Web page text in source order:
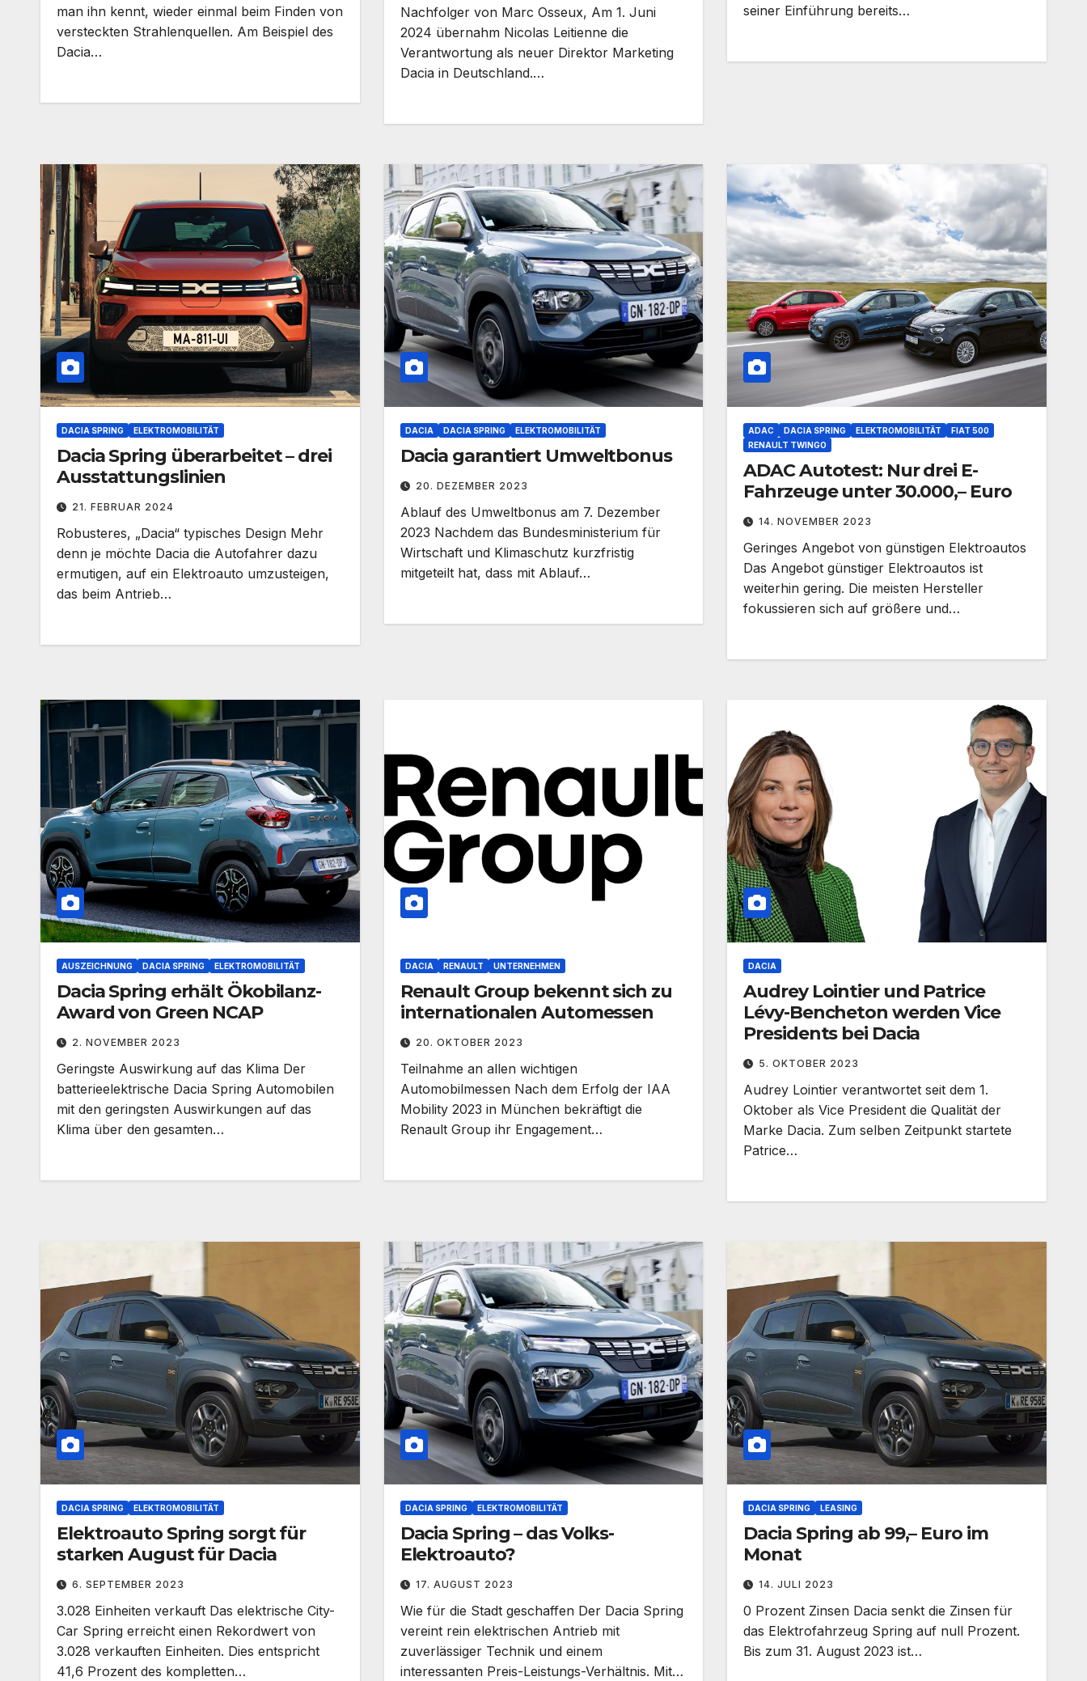
man ihn kennt, wieder einmal beim Finden von
versteckten Strahlenquellen. Am Beispiel des
Dacia…
Nachfolger von Marc Osseux, Am 1. Juni
2024 übernahm Nicolas Leitienne die
Verantwortung als neuer Direktor Marketing
Dacia in Deutschland.…
seiner Einführung bereits…
DACIA SPRING ELEKTROMOBILITÄT
Dacia Spring überarbeitet – drei
Ausstattungslinien
21. FEBRUAR 2024
Robusteres, „Dacia“ typisches Design Mehr
denn je möchte Dacia die Autofahrer dazu
ermutigen, auf ein Elektroauto umzusteigen,
das beim Antrieb…
DACIA DACIA SPRING ELEKTROMOBILITÄT
Dacia garantiert Umweltbonus
20. DEZEMBER 2023
Ablauf des Umweltbonus am 7. Dezember
2023 Nachdem das Bundesministerium für
Wirtschaft und Klimaschutz kurzfristig
mitgeteilt hat, dass mit Ablauf…
ADAC DACIA SPRING ELEKTROMOBILITÄT
FIAT 500
RENAULT TWINGO
ADAC Autotest: Nur drei E-
Fahrzeuge unter 30.000,– Euro
14. NOVEMBER 2023
Geringes Angebot von günstigen Elektroautos
Das Angebot günstiger Elektroautos ist
weiterhin gering. Die meisten Hersteller
fokussieren sich auf größere und…
AUSZEICHNUNG DACIA SPRING ELEKTROMOBILITÄT
Dacia Spring erhält Ökobilanz-
Award von Green NCAP
2. NOVEMBER 2023
Geringste Auswirkung auf das Klima Der
batterieelektrische Dacia Spring Automobilen
mit den geringsten Auswirkungen auf das
Klima über den gesamten…
DACIA RENAULT UNTERNEHMEN
Renault Group bekennt sich zu
internationalen Automessen
20. OKTOBER 2023
Teilnahme an allen wichtigen
Automobilmessen Nach dem Erfolg der IAA
Mobility 2023 in München bekräftigt die
Renault Group ihr Engagement…
DACIA
Audrey Lointier und Patrice
Lévy-Bencheton werden Vice
Presidents bei Dacia
5. OKTOBER 2023
Audrey Lointier verantwortet seit dem 1.
Oktober als Vice President die Qualität der
Marke Dacia. Zum selben Zeitpunkt startete
Patrice…
DACIA SPRING ELEKTROMOBILITÄT
Elektroauto Spring sorgt für
starken August für Dacia
6. SEPTEMBER 2023
3.028 Einheiten verkauft Das elektrische City-
Car Spring erreicht einen Rekordwert von
3.028 verkauften Einheiten. Dies entspricht
41,6 Prozent des kompletten…
DACIA SPRING ELEKTROMOBILITÄT
Dacia Spring – das Volks-
Elektroauto?
17. AUGUST 2023
Wie für die Stadt geschaffen Der Dacia Spring
vereint rein elektrischen Antrieb mit
zuverlässiger Technik und einem
interessanten Preis-Leistungs-Verhältnis. Mit…
DACIA SPRING LEASING
Dacia Spring ab 99,– Euro im
Monat
14. JULI 2023
0 Prozent Zinsen Dacia senkt die Zinsen für
das Elektrofahrzeug Spring auf null Prozent.
Bis zum 31. August 2023 ist…